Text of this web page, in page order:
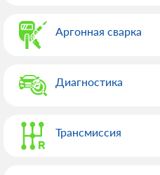
Аргонная сварка
Диагностика
Трансмиссия